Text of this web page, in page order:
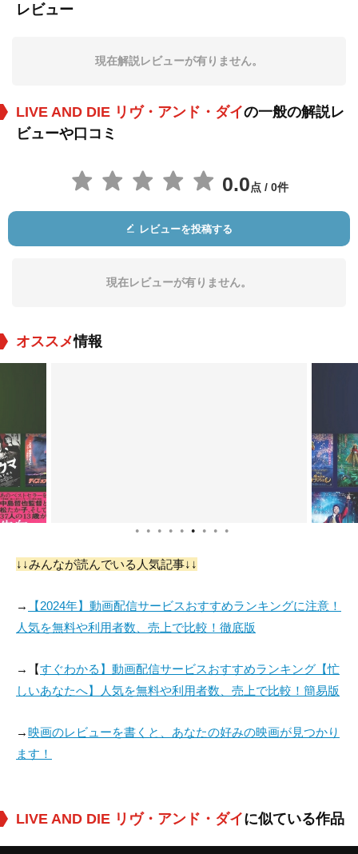
スティーブン・ラン
es
ジェシカ・ゾー Rachel Konstantin
マックス・ビーズリ
Gabriel Jarret デボラ・トゥウィス
役：Yuri
レビュー
現在解説レビューが有りません。
LIVE AND DIE リヴ・アンド・ダイの一般の解説レ
ビューや口コミ
0.0点 / 0件
レビューを投稿する
現在レビューが有りません。
オススメ情報
● ● ● ● ● ● ● ● ●
↓↓みんなが読んでいる人気記事↓↓
→
【2024年】動画配信サービスおすすめランキングに注意！
人気を無料や利用者数、売上で比較！徹底版
→【すぐわかる】動画配信サービスおすすめランキング【忙
しいあなたへ】人気を無料や利用者数、売上で比較！簡易版
→映画のレビューを書くと、あなたの好みの映画が見つかり
ます！
LIVE AND DIE リヴ・アンド・ダイに似ている作品